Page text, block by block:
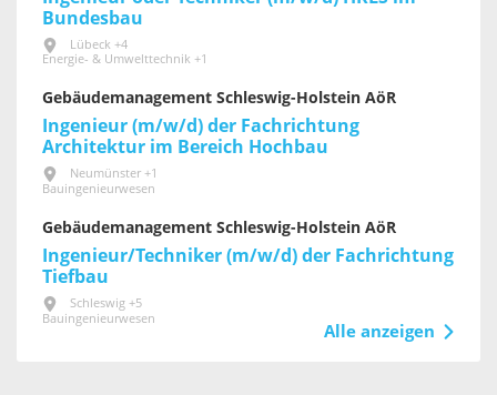
Bundesbau
Lübeck +4
Energie- & Umwelttechnik +1
Gebäudemanagement Schleswig-Holstein AöR
Ingenieur (m/w/d) der Fachrichtung
Architektur im Bereich Hochbau
Neumünster +1
Bauingenieurwesen
Gebäudemanagement Schleswig-Holstein AöR
Ingenieur/Techniker (m/w/d) der Fachrichtung
Tiefbau
Schleswig +5
Bauingenieurwesen
Alle anzeigen